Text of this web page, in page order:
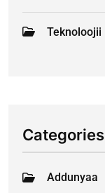
Teknoloojii
Categories
Addunyaa